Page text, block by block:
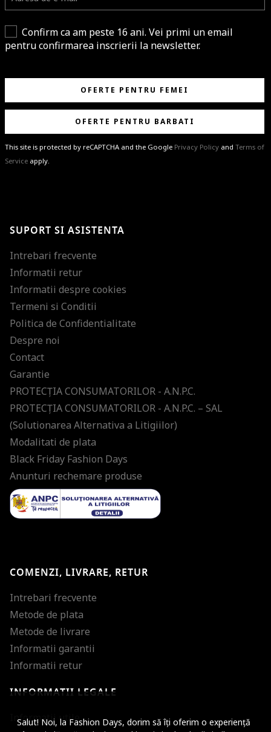
Salut! Noi, la Fashion Days, dorim să îți oferim o experiență
Confirm ca am peste 16 ani. Vei primi un email
pentru confirmarea inscrierii la newsletter.
OFERTE PENTRU FEMEI
OFERTE PENTRU BARBATI
This site is protected by reCAPTCHA and the Google Privacy Policy and Terms of
Service apply.
ultimele tendinte in moda!
SUPORT SI ASISTENTA
Intrebari frecvente
Informatii retur
Informatii despre cookies
Termeni si Conditii
Politica de Confidentialitate
Despre noi
Contact
Garantie
PROTECŢIA CONSUMATORILOR - A.N.P.C.
PROTECŢIA CONSUMATORILOR - A.N.P.C. – SAL
(Solutionarea Alternativa a Litigiilor)
Modalitati de plata
Black Friday Fashion Days
Anunturi rechemare produse
COMENZI, LIVRARE, RETUR
Intrebari frecvente
Metode de plata
Metode de livrare
Informatii garantii
Informatii retur
INFORMATII LEGALE
Informatii utile